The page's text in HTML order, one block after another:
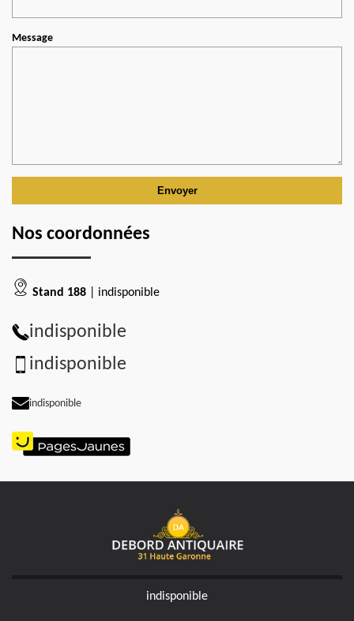
Message
Nos coordonnées
Stand 188 | indisponible
indisponible
indisponible
indisponible
indisponible